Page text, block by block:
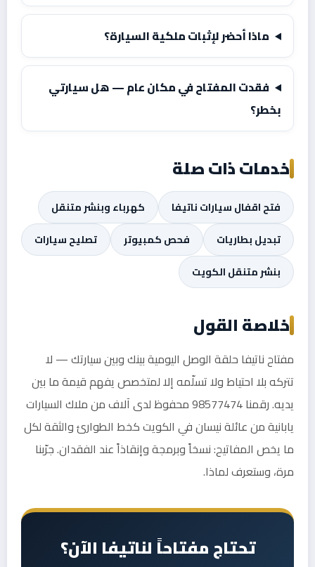
ماذا أحضر لإثبات ملكية السيارة؟
فقدت المفتاح في مكان عام — هل سيارتي
بخطر؟
خدمات ذات صلة
فتح اقفال سيارات ناتيفا
كهرباء وبنشر متنقل
تبديل بطاريات
فحص كمبيوتر
تصليح سيارات
بنشر متنقل الكويت
خلاصة القول
مفتاح ناتيفا حلقة الوصل اليومية بينك وبين سيارتك — لا
تتركه بلا احتياط ولا تسلّمه إلا لمتخصص يفهم قيمة ما بين
يديه. رقمنا 98577474 محفوظ لدى آلاف من ملاك السيارات
يابانية من عائلة نيسان في الكويت كخط الطوارئ والثقة لكل
ما يخص المفاتيح: نسخاً وبرمجة وإنقاذاً عند الفقدان. جرّبنا
مرة، وستعرف لماذا.
تحتاج مفتاحاً لناتيفا الآن؟